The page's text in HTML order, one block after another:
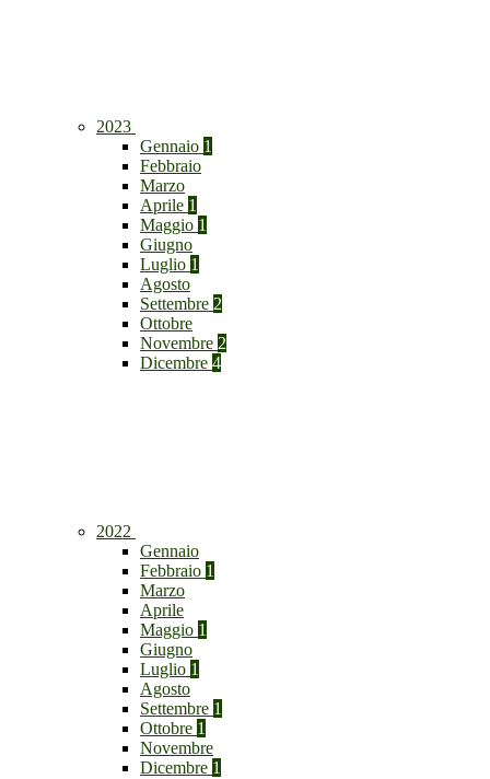
2023
Gennaio 1
Febbraio
Marzo
Aprile 1
Maggio 1
Giugno
Luglio 1
Agosto
Settembre 2
Ottobre
Novembre 2
Dicembre 4
2022
Gennaio
Febbraio 1
Marzo
Aprile
Maggio 1
Giugno
Luglio 1
Agosto
Settembre 1
Ottobre 1
Novembre
Dicembre 1